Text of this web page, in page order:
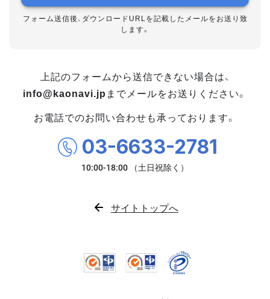
フォーム送信後、ダウンロードURLを記載したメールをお送り致
します。
上記のフォームから送信できない場合は、
info@kaonavi.jp までメールをお送りください。
お電話でのお問い合わせも承っております。
03-6633-2781
サイトトップへ